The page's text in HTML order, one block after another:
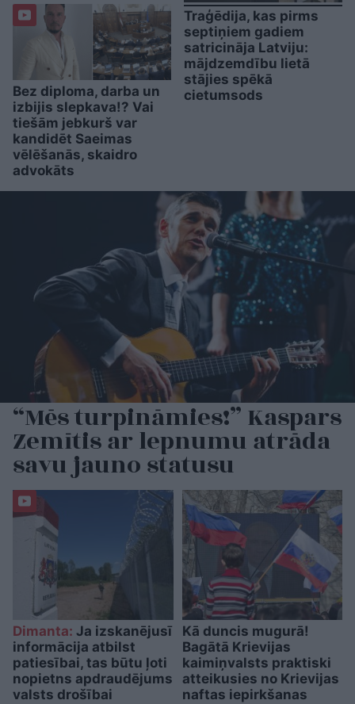
Bez diploma, darba un
izbijis slepkava!? Vai
tiešām jebkurš var
kandidēt Saeimas
vēlēšanās, skaidro
advokāts
Traģēdija, kas pirms
septiņiem gadiem
satricināja Latviju:
mājdzemdību lietā
stājies spēkā
cietumsods
“Mēs turpināmies!” Kaspars
Zemītis ar lepnumu atrāda
savu jauno statusu
Dimanta: Ja izskanējusī
informācija atbilst
patiesībai, tas būtu ļoti
nopietns apdraudējums
valsts drošībai
Kā duncis mugurā!
Bagātā Krievijas
kaimiņvalsts praktiski
atteikusies no Krievijas
naftas iepirkšanas